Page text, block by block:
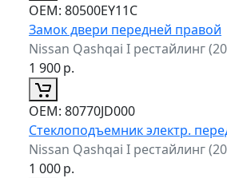
ОЕМ: 80500EY11C
Замок двери передней правой
Nissan Qashqai I рестайлинг
1 900р.
ОЕМ: 80770JD000
Стеклоподъемник электр.
Nissan Qashqai I рестайлинг
1 000р.